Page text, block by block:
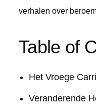
verhalen over
Table of
Het Vroege
Veranderende